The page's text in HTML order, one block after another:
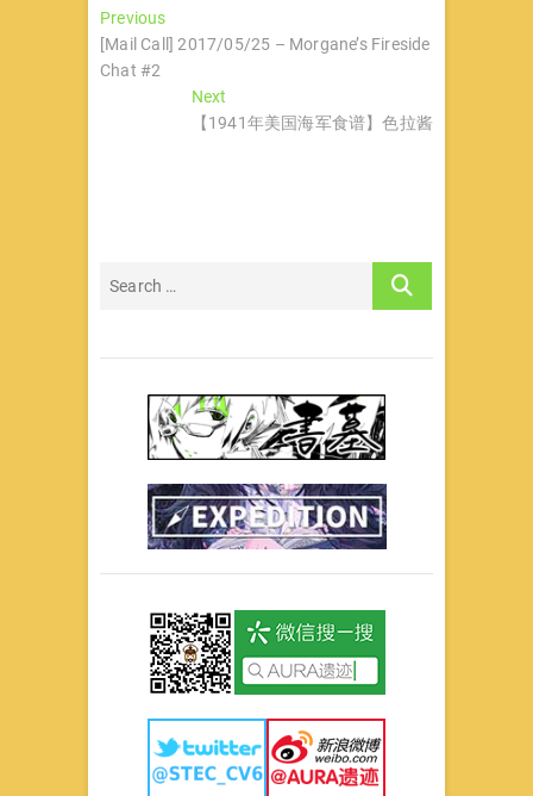
文
章
PreviousPrevious
post:
[Mail Call] 2017/05/25 – Morgane’s Fireside
Chat #2
Next
post:
【1941年美国海军食谱】色拉酱